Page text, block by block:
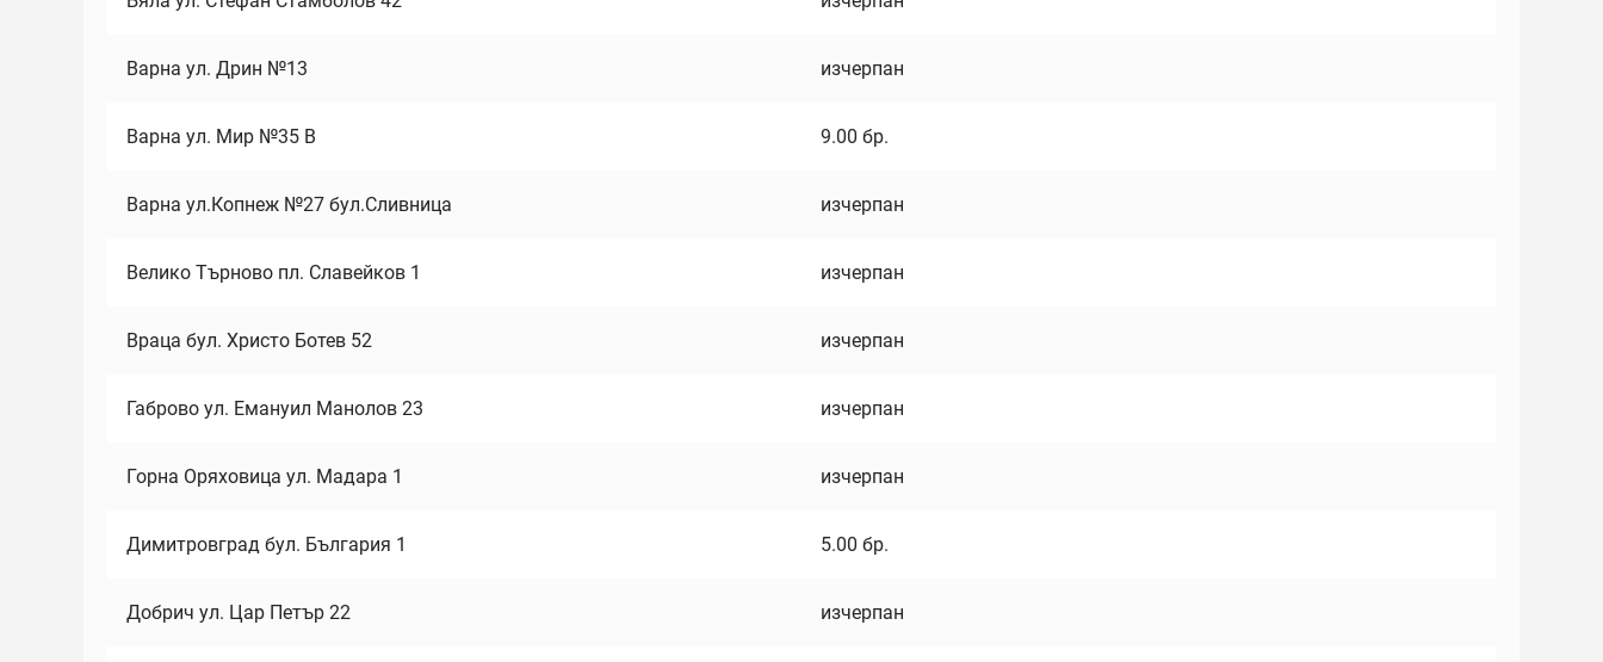
Варна ул. Дрин №13 изчерпан
Варна ул. Мир №35 В 9.00 бр.
Варна ул.Копнеж №27 бул.Сливница изчерпан
Велико Търново пл. Славейков 1 изчерпан
Враца бул. Христо Ботев 52 изчерпан
Габрово ул. Емануил Манолов 23 изчерпан
Горна Оряховица ул. Мадара 1 изчерпан
Димитровград бул. България 1 5.00 бр.
Добрич ул. Цар Петър 22 изчерпан